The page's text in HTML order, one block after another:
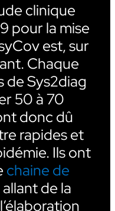
clinique
pour la mise
est, sur
Chaque
de Sys2diag
50 à 70
donc dû
rapides et
Ils ont
chaine de
allant de la